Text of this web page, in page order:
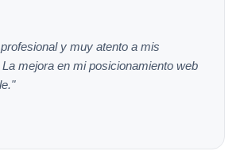
y muy atento a mis
mejora en mi posicionamiento web